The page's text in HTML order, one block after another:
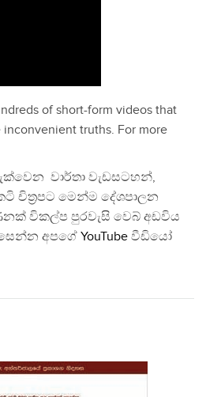
of short-form videos that
truths. For more
වාර්තා වැඩසටහන්,
චිත්‍රපට මෙන්ම දේශපාලන
විකල්ප පුරවැසි වෙබ් අඩවිය
අපගේ YouTube වීඩියෝ